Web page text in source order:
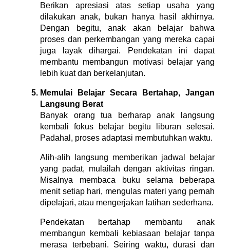
Berikan apresiasi atas setiap usaha yang
dilakukan anak, bukan hanya hasil akhirnya.
Dengan begitu, anak akan belajar bahwa
proses dan perkembangan yang mereka capai
juga layak dihargai. Pendekatan ini dapat
membantu membangun motivasi belajar yang
lebih kuat dan berkelanjutan.
Memulai Belajar Secara Bertahap, Jangan
Langsung Berat
Banyak orang tua berharap anak langsung
kembali fokus belajar begitu liburan selesai.
Padahal, proses adaptasi membutuhkan waktu.
Alih-alih langsung memberikan jadwal belajar
yang padat, mulailah dengan aktivitas ringan.
Misalnya membaca buku selama beberapa
menit setiap hari, mengulas materi yang pernah
dipelajari, atau mengerjakan latihan sederhana.
Pendekatan bertahap membantu anak
membangun kembali kebiasaan belajar tanpa
merasa terbebani. Seiring waktu, durasi dan